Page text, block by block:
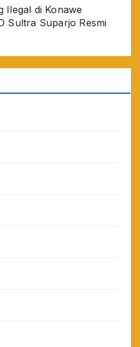
Ilegal di Konawe
Sultra Suparjo Resmi